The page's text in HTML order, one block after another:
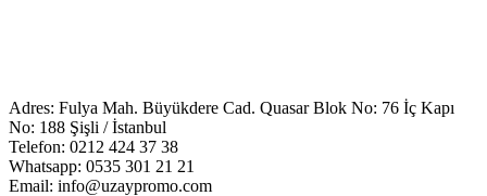
Adres: Fulya Mah. Büyükdere Cad. Quasar Blok No: 76 İç Kapı
No: 188 Şişli / İstanbul
Telefon: 0212 424 37 38
Whatsapp: 0535 301 21 21
Email: info@uzaypromo.com